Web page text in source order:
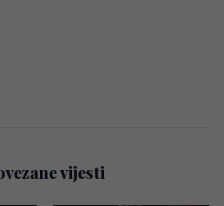
vijesti